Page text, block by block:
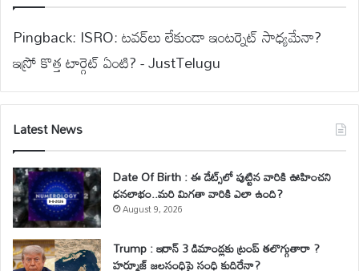
Pingback: ISRO: టవర్‌లు లేకుండా ఇంటర్నెట్ సాధ్యమేనా?
ఇస్రో కొత్త టార్గెట్ ఏంటి? - JustTelugu
Latest News
Date Of Birth : ఈ డేట్స్‌లో పుట్టిన వారికి ఊహించని
ధనలాభం..మరి మిగతా వారికి ఎలా ఉంది?
August 9, 2026
Trump : ఇరాన్ 3 డిమాండ్లకు ట్రంప్ తలొగ్గుతారా ?
హర్మూజ్ జలసంధిపై సంధి కుదిరేనా?